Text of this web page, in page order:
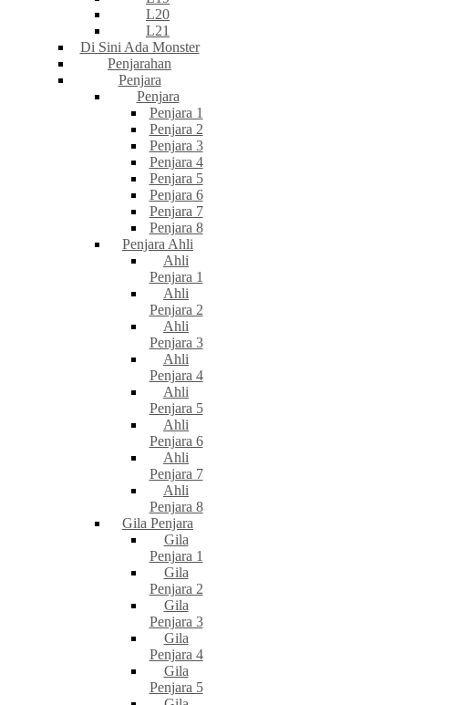
L20
L21
Di Sini Ada Monster
Penjarahan
Penjara
Penjara
Penjara 1
Penjara 2
Penjara 3
Penjara 4
Penjara 5
Penjara 6
Penjara 7
Penjara 8
Penjara Ahli
Ahli
Penjara 1
Ahli
Penjara 2
Ahli
Penjara 3
Ahli
Penjara 4
Ahli
Penjara 5
Ahli
Penjara 6
Ahli
Penjara 7
Ahli
Penjara 8
Gila Penjara
Gila
Penjara 1
Gila
Penjara 2
Gila
Penjara 3
Gila
Penjara 4
Gila
Penjara 5